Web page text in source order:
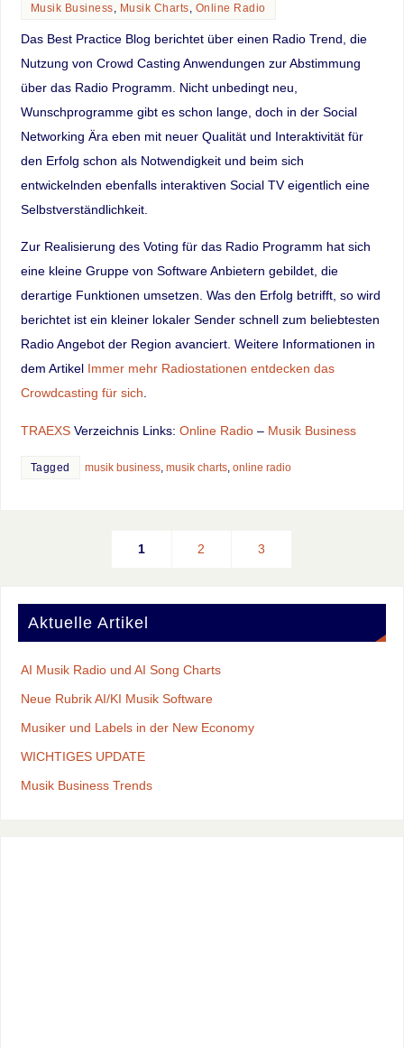
Musik Business
Musik Charts Online Radio
Das Best Practice Blog berichtet über einen Radio Trend, die
Nutzung von Crowd Casting Anwendungen zur Abstimmung
über das Radio Programm. Nicht unbedingt neu,
Wunschprogramme gibt es schon lange, doch in der Social
Networking Ära eben mit neuer Qualität und Interaktivität für
den Erfolg schon als Notwendigkeit und beim sich
entwickelnden ebenfalls interaktiven Social TV eigentlich eine
Selbstverständlichkeit.
Zur Realisierung des Voting für das Radio Programm hat sich
eine kleine Gruppe von Software Anbietern gebildet, die
derartige Funktionen umsetzen. Was den Erfolg betrifft, so wird
berichtet ist ein kleiner lokaler Sender schnell zum beliebtesten
Radio Angebot der Region avanciert. Weitere Informationen in
dem Artikel Immer mehr Radiostationen entdecken das
Crowdcasting für sich
TRAEXSVerzeichnis Links: Online Radio– Musik Business
Tagged musik business, musik charts, online radio
1 2 3
Aktuelle Artikel
AI Musik Radio und AI Song Charts
Neue Rubrik AI/KI Musik Software
Musiker und Labels in der New Economy
WICHTIGES UPDATE
Musik Business Trends